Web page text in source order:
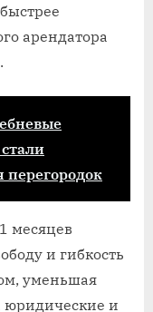
арендатора
месяцев
и гибкость
уменьшая
юридические и